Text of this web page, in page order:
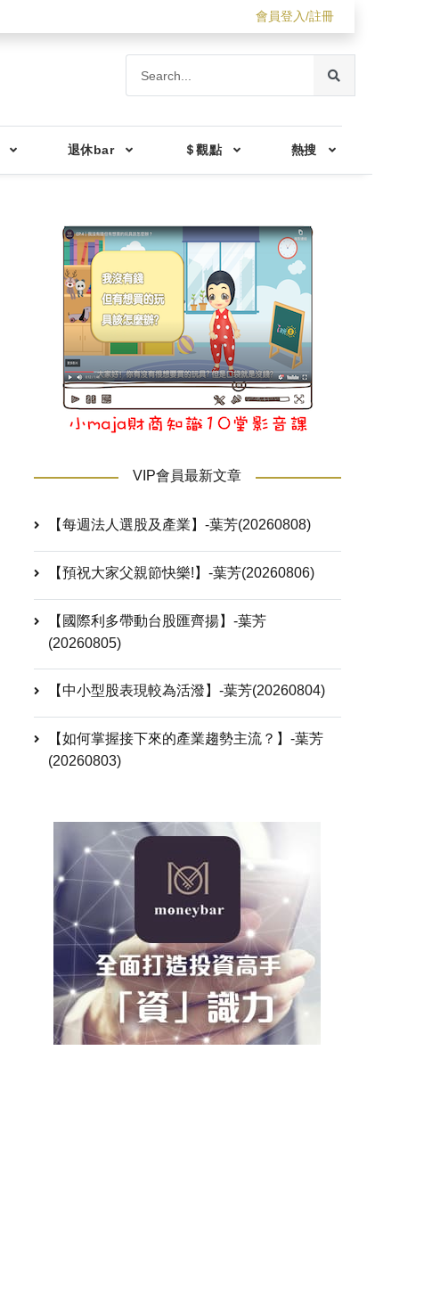
會員登入/註冊
退休bar ＄觀點 熱搜
VIP會員最新文章
【每週法人選股及產業】-葉芳(20260808)
【預祝大家父親節快樂!】-葉芳(20260806)
【國際利多帶動台股匯齊揚】-葉芳
(20260805)
【中小型股表現較為活潑】-葉芳(20260804)
【如何掌握接下來的產業趨勢主流？】-葉芳
(20260803)